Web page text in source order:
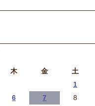
木 金 土
1
6 7
8